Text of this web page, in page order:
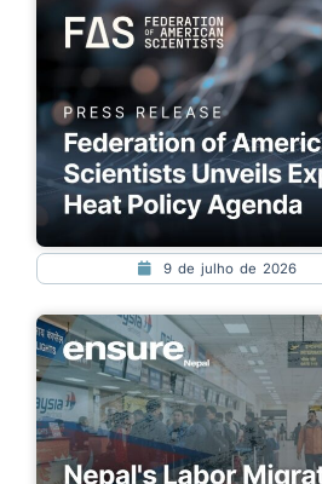
9 de julho de 2026